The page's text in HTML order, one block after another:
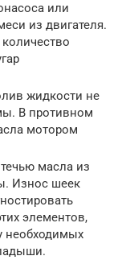
или
из двигателя.
жидкости не
В противном
мотором
масла из
Износ шеек
элементов,
необходимых